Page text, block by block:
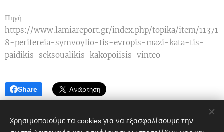
Πηγή
https://www.lamiareport.gr/index.php/topika/item/11371
8-perifereia-symvoylio-tis-evropis-mazi-kata-tis-
paidikis-seksoualikis-kakopoiisis-vinteo
Share
Χρησιμοποιούμε τα cookies για να εξασφαλίσουμε την